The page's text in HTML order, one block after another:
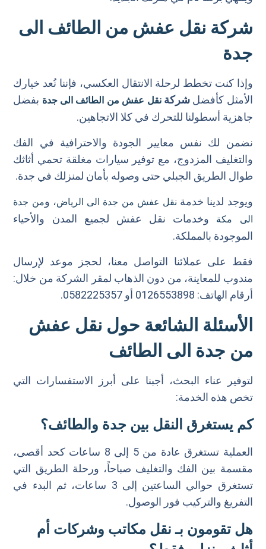
شركة نقل عفش من الطائف الى
جدة
وإذا كنت تخطط لرحلة الانتقال العكسي، فإننا نُعد خيارك
الأمثل كأفضلشركةنقل عفش من الطائف الى جدة بفضل
جاهزية أسطولنا للتحرك في كلا الاتجاهين.
نضمن لك نفس معايير الجودة والاحترافية في الفك
والتغليف المزدوج، مع توفير سيارات مغلقة تحمي أثاثك
طوال الطريق الجبلي حتى وصوله بأمان لمنزلك في جدة.
ويوجد لدينا خدمة نقل عفش من جدة الى الرياض، ومن جدة
الى مكة وخدمات نقل عفش لجميع المدن والأحياء
الموجودة بالمملكة.
فقط على عملائنا التواصل معنا، لحجز موعد لإرسال
مندوب للمعاينة، من دون الذهاب لمقر الشركة من خلال:
أرقام الهاتف: 0126553898 أو 0582225357.
الأسئلة الشائعة حول نقل عفش
من جدة الى الطائف
لتوفير عناء البحث، أجبنا على أبرز الاستفسارات التي
تخص هذه الخدمة:
كم يستغرق النقل بين جدة والطائف؟
العملية تستغرق عادة من 5 إلى 8 ساعات كحد أقصى،
مقسمة بين الفك والتغليف صباحاً، ورحلة الطريق التي
تستغرق حوالي الساعتين إلى 3 ساعات، ثم البدء في
التفريغ والتركيب فور الوصول.
هل تقومون بـ نقل مكاتب وشركات أم